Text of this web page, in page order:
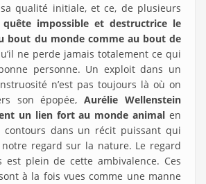
sa qualité initiale, et ce, de plusieurs
quête impossible et destructrice le
bout du monde comme au bout de
ne perde jamais totalement ce qui
personne. Un exploit dans un
n’est pas toujours là où on
son épopée,Aurélie Wellenstein
un lien fort au monde animal en
contours dans un récit puissant qui
regard sur la nature. Le regard
est plein de cette ambivalence. Ces
à la fois vues comme une manne